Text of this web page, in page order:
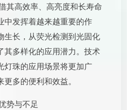
其高效率、高亮度和长寿命
中发挥着越来越重要的作
生长，从荧光检测到光固化
其多样化的应用潜力。技术
灯珠的应用场景将更加广
多的便利和效益。
势与不足